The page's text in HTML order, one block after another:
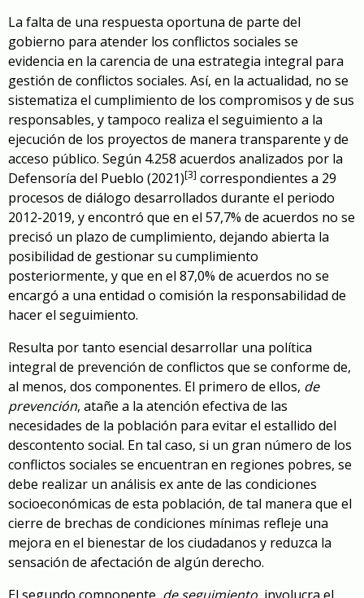
La falta de una respuesta oportuna de parte del
gobierno para atender los conflictos sociales se
evidencia en la carencia de una estrategia integral para
gestión de conflictos sociales. Así, en la actualidad, no se
sistematiza el cumplimiento de los compromisos y de sus
responsables, y tampoco realiza el seguimiento a la
ejecución de los proyectos de manera transparente y de
acceso público. Según 4.258 acuerdos analizados por la
Defensoría del Pueblo (2021)[3] correspondientes a 29
procesos de diálogo desarrollados durante el periodo
2012-2019, y encontró que en el 57,7% de acuerdos no se
precisó un plazo de cumplimiento, dejando abierta la
posibilidad de gestionar su cumplimiento
posteriormente, y que en el 87,0% de acuerdos no se
encargó a una entidad o comisión la responsabilidad de
hacer el seguimiento.
Resulta por tanto esencial desarrollar una política
integral de prevención de conflictos que se conforme de,
al menos, dos componentes. El primero de ellos, de
prevención, atañe a la atención efectiva de las
necesidades de la población para evitar el estallido del
descontento social. En tal caso, si un gran número de los
conflictos sociales se encuentran en regiones pobres, se
debe realizar un análisis ex ante de las condiciones
socioeconómicas de esta población, de tal manera que el
cierre de brechas de condiciones mínimas refleje una
mejora en el bienestar de los ciudadanos y reduzca la
sensación de afectación de algún derecho.